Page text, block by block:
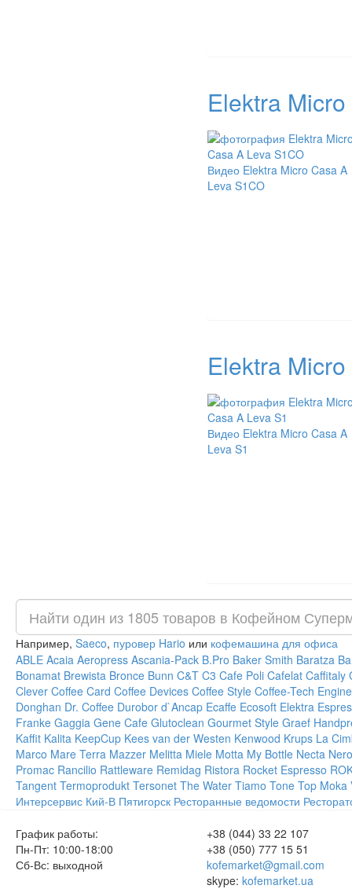
Elektra
Видео Elektra Micro Casa A
Leva S1CO
Elektra
Видео Elektra Micro Casa A
Leva S1
Например, Saeco, пуровер Hario или кофемашина для офиса
ABLE Acaia Aeropress Ascania-Pack B.Pro Baker Smith Baratza
Bonamat Brewista Bronce Bunn C&T C3 Cafe Poli Cafelat Caffitaly
Clever Coffee Card Coffee Devices Coffee Style Coffee-Tech
Donghan Dr. Coffee Durobor d`Ancap Ecaffe Ecosoft Elektra
Franke Gaggia Gene Cafe Glutoclean Gourmet Style Graef
Kaffit Kalita KeepCup Kees van der Westen Kenwood Krups La
Marco Mare Terra Mazzer Melitta Miele Motta My Bottle Necta
Promac Rancilio Rattleware Remidag Ristora Rocket Espresso
Tangent Termoprodukt Tersonet The Water Tiamo Tone Top Moka
Интерсервис Кий-В Пятигорск Ресторанные ведомости
График работы:
Пн-Пт: 10:00-18:00
Сб-Вс: выходной
+38 (044) 33 22 107
+38 (050) 777 15 51
kofemarket@gmail.com
skype: kofemarket.ua